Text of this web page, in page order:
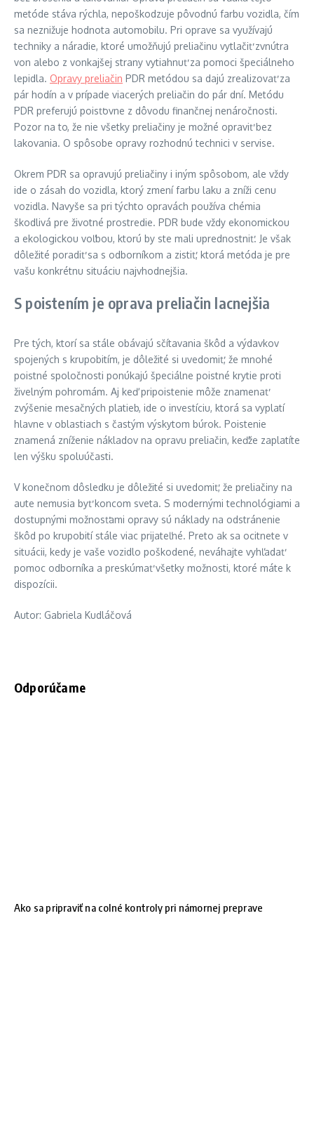
metóde stáva rýchla, nepoškodzuje pôvodnú farbu vozidla, čím
sa neznižuje hodnota automobilu. Pri oprave sa využívajú
techniky a náradie, ktoré umožňujú preliačinu vytlačiť zvnútra
von alebo z vonkajšej strany vytiahnuť za pomoci špeciálneho
lepidla. Opravy preliačin PDR metódou sa dajú zrealizovať za
pár hodín a v prípade viacerých preliačin do pár dní. Metódu
PDR preferujú poisťovne z dôvodu finančnej nenáročnosti.
Pozor na to, že nie všetky preliačiny je možné opraviť bez
lakovania. O spôsobe opravy rozhodnú technici v servise.
Okrem PDR sa opravujú preliačiny i iným spôsobom, ale vždy
ide o zásah do vozidla, ktorý zmení farbu laku a zníži cenu
vozidla. Navyše sa pri týchto opravách používa chémia
škodlivá pre životné prostredie. PDR bude vždy ekonomickou
a ekologickou voľbou, ktorú by ste mali uprednostniť. Je však
dôležité poradiť sa s odborníkom a zistiť, ktorá metóda je pre
vašu konkrétnu situáciu najvhodnejšia.
S poistením je oprava preliačin lacnejšia
Pre tých, ktorí sa stále obávajú sčítavania škôd a výdavkov
spojených s krupobitím, je dôležité si uvedomiť, že mnohé
poistné spoločnosti ponúkajú špeciálne poistné krytie proti
živelným pohromám. Aj keď pripoistenie môže znamenať
zvýšenie mesačných platieb, ide o investíciu, ktorá sa vyplatí
hlavne v oblastiach s častým výskytom búrok. Poistenie
znamená zníženie nákladov na opravu preliačin, keďže zaplatíte
len výšku spoluúčasti.
V konečnom dôsledku je dôležité si uvedomiť, že preliačiny na
aute nemusia byť koncom sveta. S modernými technológiami a
dostupnými možnosťami opravy sú náklady na odstránenie
škôd po krupobití stále viac prijateľné. Preto ak sa ocitnete v
situácii, kedy je vaše vozidlo poškodené, neváhajte vyhľadať
pomoc odborníka a preskúmať všetky možnosti, ktoré máte k
dispozícii.
Autor: Gabriela Kudláčová
Odporúčame
Ako sa pripraviť na colné kontroly pri námornej preprave